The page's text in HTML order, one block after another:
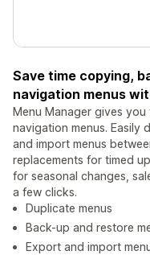
Save time copying,
navigation menus
Menu Manager gives
navigation menus. Easily
and import menus
replacements for timed
for seasonal changes,
a few clicks.
Duplicate menus
Back-up and restore
Export and import